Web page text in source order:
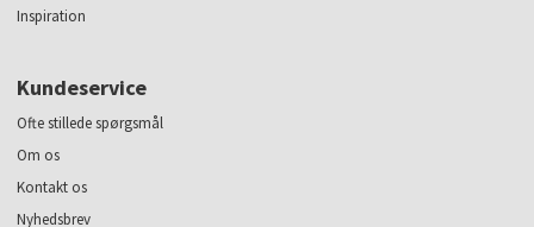
Inspiration
Kundeservice
Ofte stillede spørgsmål
Om os
Kontakt os
Nyhedsbrev